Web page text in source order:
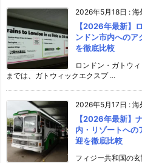
2026年5月18日 : 海
【2026年最新】
ンドン市内へのア
を徹底比較
ロンドン・ガトウ
までは、ガトウィックエクスプ ...
2026年5月17日 : 海
【2026年最新】
内・リゾートへの
迎を徹底比較
フィジー共和国の